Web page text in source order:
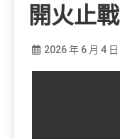
開火止戰
2026 年 6 月 4 日